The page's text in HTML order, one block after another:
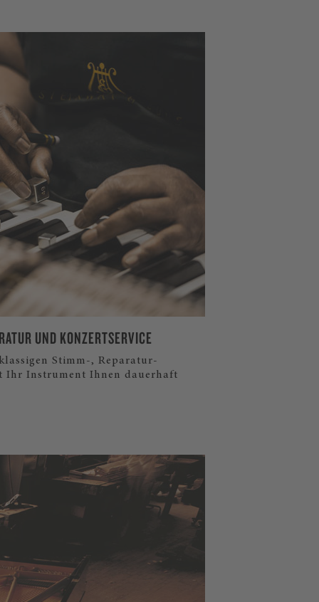
UND KONZERTSERVICE
Stimm-, Reparatur-
Ihr Instrument Ihnen dauerhaft